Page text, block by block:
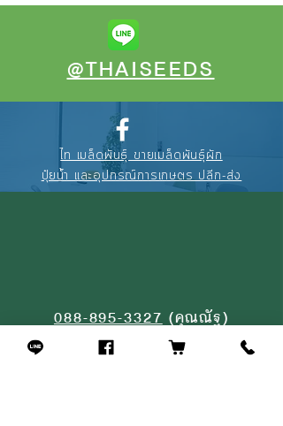
@THAISEEDS
ไท เมล็ดพันธุ์ ขายเมล็ดพันธุ์ผัก
ปุ๋ยน้ำ และอุปกรณ์การเกษตร ปลีก-ส่ง
088-895-3327(คุณณัฐ)
094-256-2322
(คุณจุ้ย)